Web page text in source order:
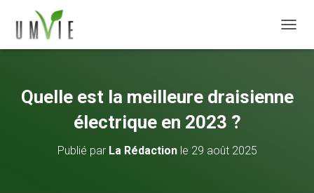
Quelle est la meilleure draisienne
électrique en 2023 ?
Publié par La Rédactionle 29 août 2025